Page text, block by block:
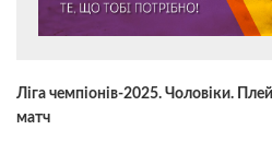
Ліга чемпіонів-2025. Чоловіки.
матч